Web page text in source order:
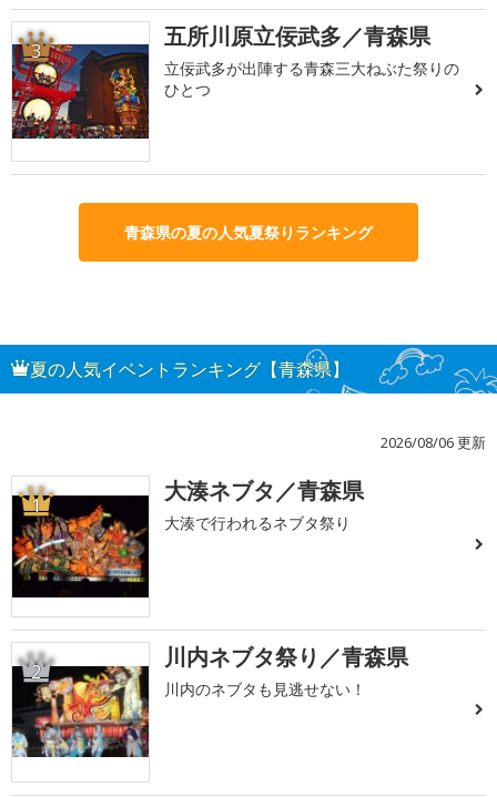
3 五所川原立佞武多／青森県
立佞武多が出陣する青森三大ねぶた祭りの
ひとつ
青森県の夏の人気夏祭りランキング
夏の人気イベントランキング【青森県】
2026/08/06 更新
1 大湊ネブタ／青森県
大湊で行われるネブタ祭り
2 川内ネブタ祭り／青森県
川内のネブタも見逃せない！